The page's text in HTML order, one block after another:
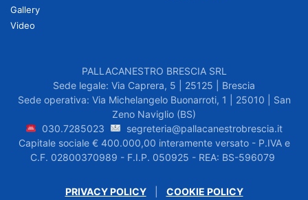
Gallery
Video
PALLACANESTRO BRESCIA SRL
Sede legale: Via Caprera, 5 | 25125 | Brescia
Sede operativa: Via Michelangelo Buonarroti, 1 | 25010 | San
Zeno Naviglio (BS)
030.7285023
segreteria@pallacanestrobrescia.it
Capitale sociale € 400.000,00 interamente versato - P.IVA e
C.F. 02800370989 - F.I.P. 050925 - REA: BS-596079
PRIVACY POLICY| COOKIE POLICY